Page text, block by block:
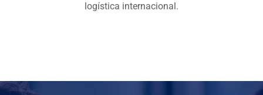
logística internacional.